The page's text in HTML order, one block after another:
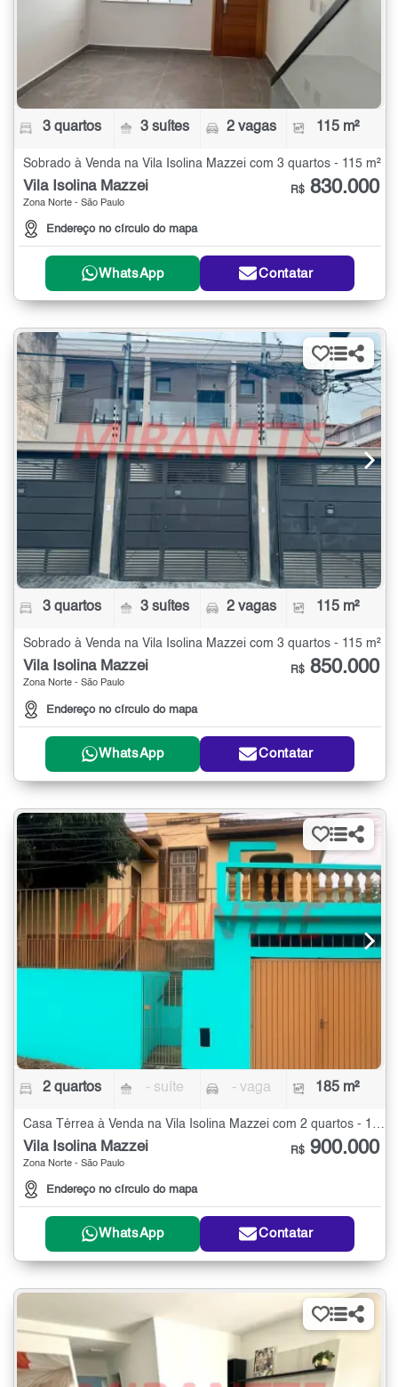
3 quartos 3 suítes 2 vagas 115 m²
Sobrado à Venda na Vila Isolina Mazzei com 3 quartos - 115 m²
Vila Isolina Mazzei
Zona Norte - São Paulo
Endereço no círculo do mapa
R$ 830.000
WhatsApp Contatar
3 quartos 3 suítes 2 vagas 115 m²
Sobrado à Venda na Vila Isolina Mazzei com 3 quartos - 115 m²
Vila Isolina Mazzei
Zona Norte - São Paulo
Endereço no círculo do mapa
R$ 850.000
WhatsApp Contatar
2 quartos - suíte - vaga 185 m²
Vila Isolina Mazzei
Zona Norte - São Paulo
Endereço no círculo do mapa
R$ 900.000
WhatsApp Contatar